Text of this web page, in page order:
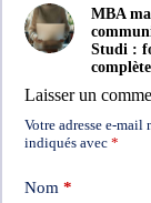
MBA
Studi :
Laisser un
Votre adresse e-mail
indiqués avec *
Nom *